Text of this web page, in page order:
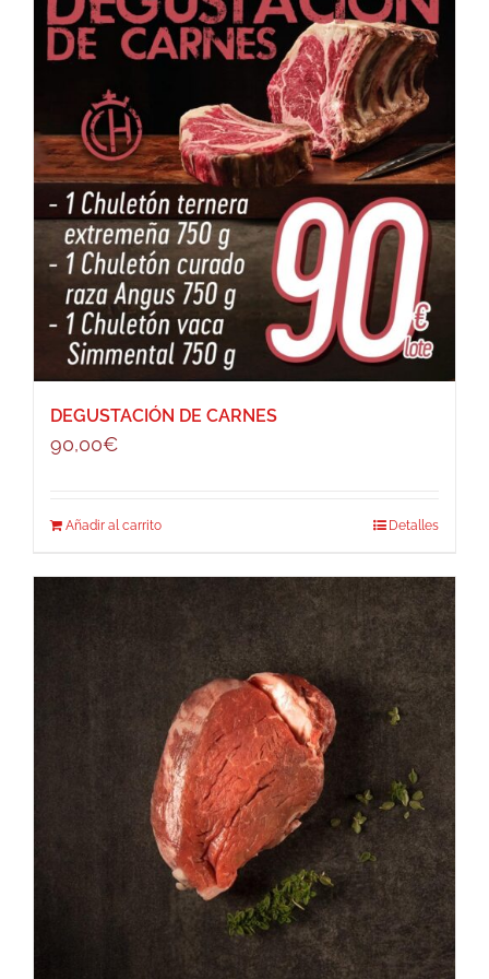
DEGUSTACIÓN DE CARNES
90,00€
Añadir al carrito Detalles